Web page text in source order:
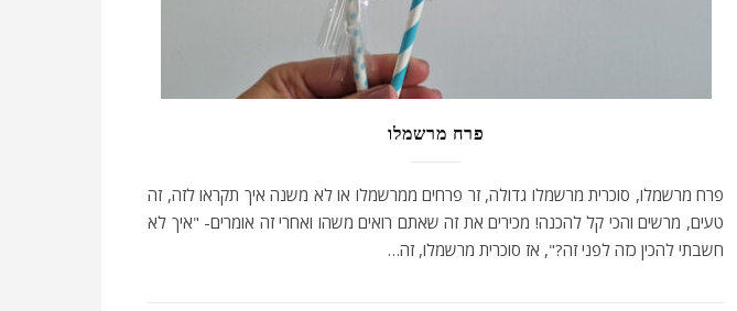
פרח מרשמלו
פרח מרשמלו, סוכרית מרשמלו גדולה, זר פרחים ממרשמלו או לא משנה איך תקראו לזה, זה
טעים, מרשים והכי קל להכנה! מכירים את זה שאתם רואים משהו ואחרי זה אומרים- "איך לא
חשבתי להכין כזה לפני זה?", אז סוכרית מרשמלו, זה…